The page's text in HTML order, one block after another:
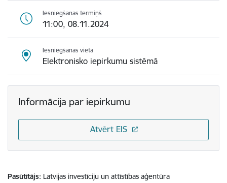
Iesniegšanas termiņš
11:00, 08.11.2024
Iesniegšanas vieta
Elektronisko iepirkumu sistēmā
Informācija par iepirkumu
Atvērt EIS
Pasūtītājs Latvijas investīciju un attīstības aģentūra